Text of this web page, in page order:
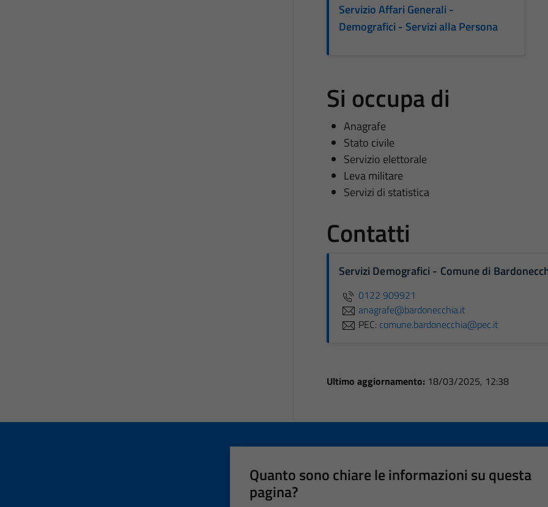
Servizio Affari Generali -
Demografici - Servizi alla Persona
Si occupa di
Anagrafe
Stato civile
Servizio elettorale
Leva militare
Servizi di statistica
Contatti
Servizi Demografici - Comune di
0122 909921
anagrafe@bardonecchia.it
PEC: comune.bardonecchia@pec.it
Ultimo aggiornamento: 18/03/2025, 12:38
Quanto sono chiare le informazioni su questa
pagina?